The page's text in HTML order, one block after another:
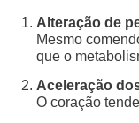
Alteração de
Mesmo
que o
Aceleração
O coração